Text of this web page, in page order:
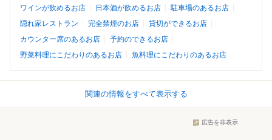
ワインが飲めるお店 日本酒が飲めるお店
駐車場のあるお店
隠れ家レストラン
完全禁煙のお店
貸切ができるお店
カウンター席のあるお店
予約のできるお店
野菜料理にこだわりのあるお店
魚料理にこだわりのあるお店
関連の情報をすべて表示する
広告を非表示